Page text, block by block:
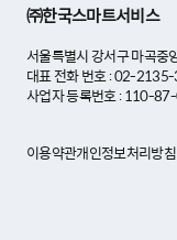
㈜한국스마트서비스
서울특별시 강서구 마곡중
대표 전화 번호 : 02-
사업자 등록번호 : 110-
이용약관개인정보처리방침